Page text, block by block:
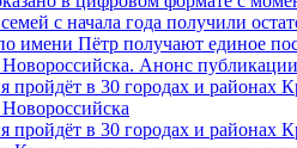
с начала года получили
имени Пётр получают единое
Новороссийска. Анонс публикации
пройдёт в 30 городах и районах
пройдёт в 30 городах и районах